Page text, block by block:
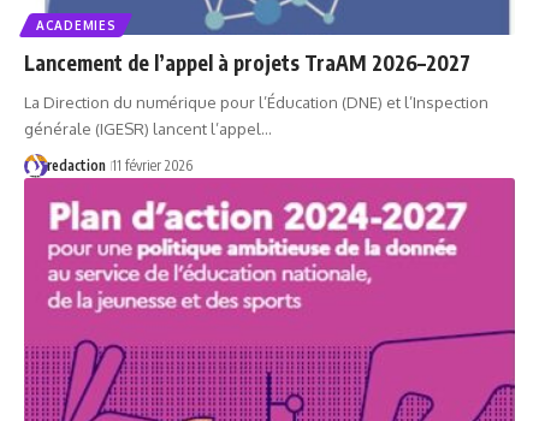
ACADEMIES
Lancement de l’appel à projets TraAM 2026–2027
La Direction du numérique pour l’Éducation (DNE) et l’Inspection
générale (IGESR) lancent l’appel…
redaction 11 février 2026